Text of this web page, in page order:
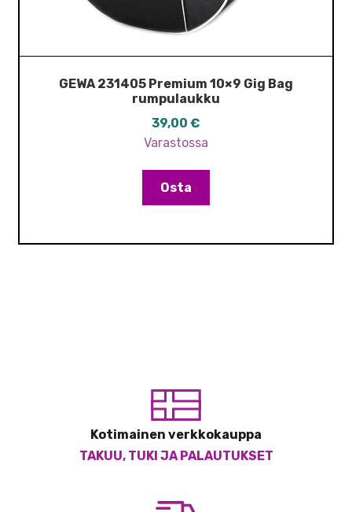
GEWA 231405 Premium 10×9 Gig Bag
rumpulaukku
39,00 €
Varastossa
Osta
Kotimainen verkkokauppa
TAKUU, TUKI JA PALAUTUKSET